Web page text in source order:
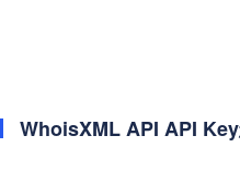
WhoisXML API API